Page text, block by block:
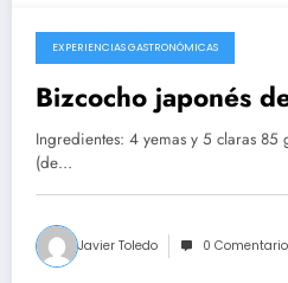
10/08/2020
EXPERIENCIAS GASTRONÓMICAS
Bizcocho japonés
Ingredientes: 4 yemas y 5 claras
(de…
Javier Toledo 0